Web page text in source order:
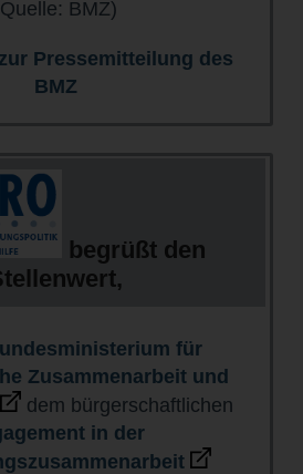
BMZ)
Pressemitteilung des
BMZ
begrüßt den
für
Zusammenarbeit und
dem bürgerschaftlichen
in der